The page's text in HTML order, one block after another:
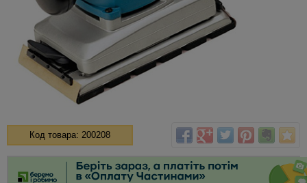
Код товара: 200208